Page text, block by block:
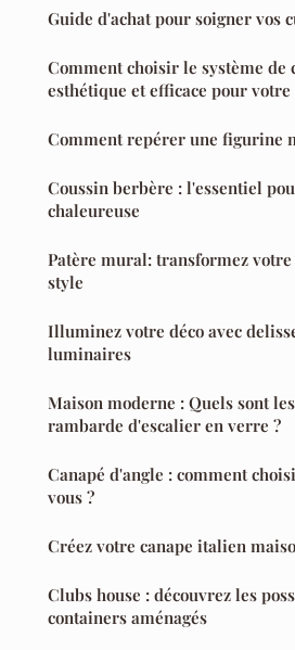
Guide d'achat pour soigner vos
Comment choisir le système de
esthétique et efficace pour votre
Comment repérer une figurine
Coussin berbère : l'essentiel
chaleureuse
Patère mural: transformez
style
Illuminez votre déco avec
luminaires
Maison moderne : Quels sont
rambarde d'escalier en verre ?
Canapé d'angle : comment
vous ?
Créez votre canape italien
Clubs house : découvrez les
containers aménagés